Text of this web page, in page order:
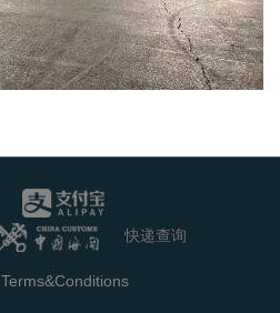
快递查询
Terms&Conditions